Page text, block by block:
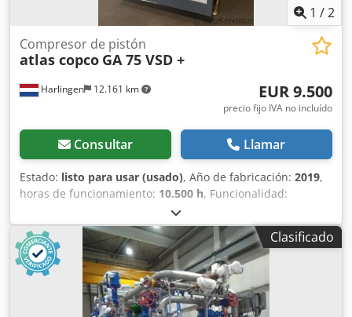
1 /2
Harlingen 12.161 km
Compresor de pistón
atlas copco GA 75 VSD +
EUR 9.500
precio fijo IVA no incluído
Consultar Llamar
Estado: listo para usar (usado), Año de fabricación: 2019,
horas de funcionamiento: 10.500 h, Funcionalidad:
, peso total:
(101,97 CV), caudal volumétrico:476 m³/h, presión (máx.):
13 bar, tipo de refrigeración:aire, Equipamiento:
documentación / manual, placa de características
disponible
, Compresor de tornillo en buen estado y
funcionamiento, 75 kW, con control de frecuencia.
Dodpfezrihrox Adkeck
Clasificado